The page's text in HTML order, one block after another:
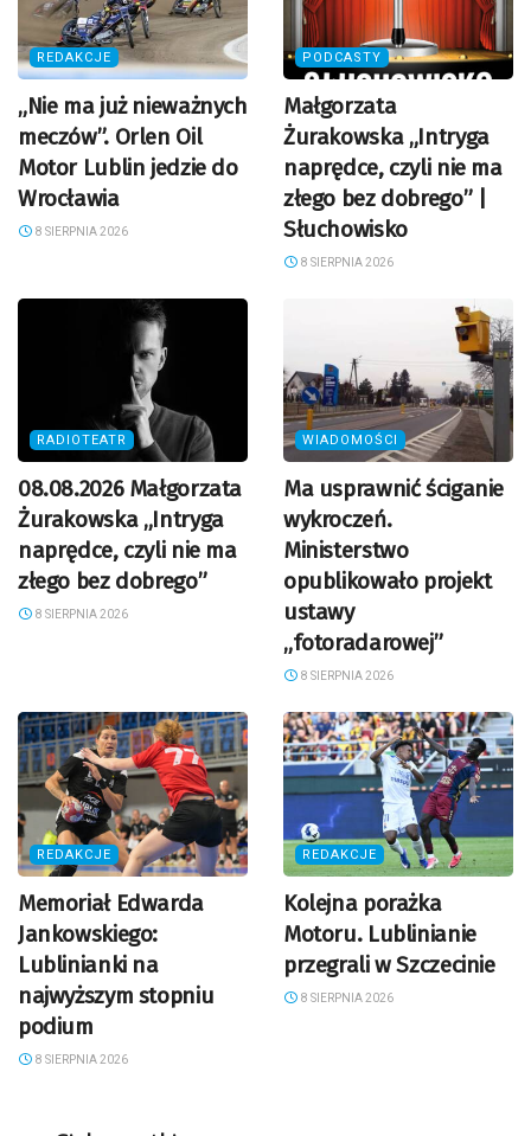
REDAKCJE
„Nie ma już nieważnych
meczów”. Orlen Oil
Motor Lublin jedzie do
Wrocławia
8 SIERPNIA 2026
PODCASTY
Małgorzata
Żurakowska „Intryga
naprędce, czyli nie ma
złego bez dobrego” |
Słuchowisko
8 SIERPNIA 2026
RADIOTEATR
08.08.2026 Małgorzata
Żurakowska „Intryga
naprędce, czyli nie ma
złego bez dobrego”
8 SIERPNIA 2026
WIADOMOŚCI
Ma usprawnić ściganie
wykroczeń.
Ministerstwo
opublikowało projekt
ustawy
„fotoradarowej”
8 SIERPNIA 2026
REDAKCJE
Memoriał Edwarda
Jankowskiego:
Lublinianki na
najwyższym stopniu
podium
8 SIERPNIA 2026
REDAKCJE
Kolejna porażka
Motoru. Lublinianie
przegrali w Szczecinie
8 SIERPNIA 2026